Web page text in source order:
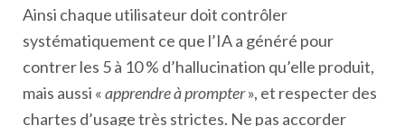
Ainsi chaque utilisateur doit contrôler
systématiquement ce que l’IA a généré pour
contrer les 5 à 10 % d’hallucination qu’elle produit,
mais aussi «apprendre à prompter», et respecter des
chartes d’usage très strictes. Ne pas accorder